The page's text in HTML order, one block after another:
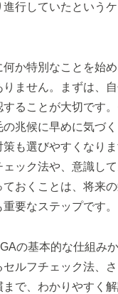
行していたという
何か特別なことを始
ません。まずは、
ることが大切です
兆候に早めに気づ
も選びやすくなり
ック法や、意識し
ておくことは、将来
要なステップです。
の基本的な仕組み
セルフチェック法、
で、わかりやすく